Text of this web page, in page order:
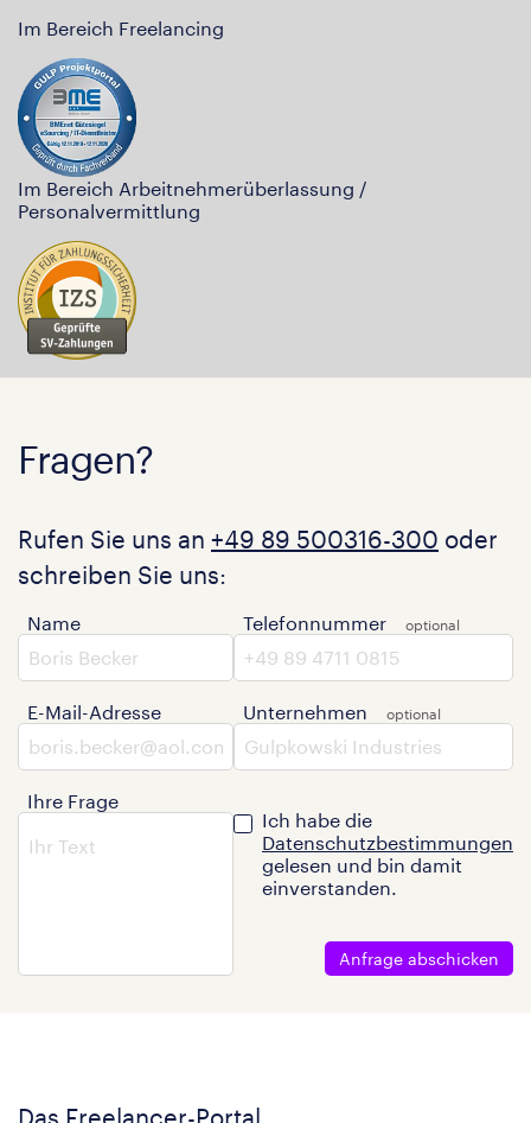
Im Bereich Freelancing
Im Bereich Arbeitnehmerüberlassung /
Personalvermittlung
Fragen?
Rufen Sie uns an +49 89 500316-300 oder
schreiben Sie uns:
Name
E-Mail-Adresse
Ihre Frage
Telefonnummer
Unternehmen
Ich habe die
Datenschutzbestimmungen
gelesen und bin damit
einverstanden.
Anfrage abschicken
Das Freelancer-Portal